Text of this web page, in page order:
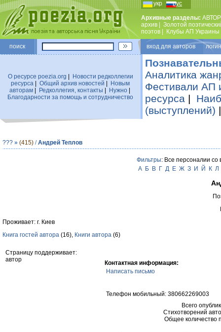
укр рус
Архивные разделы:
архив
Золотой
поэтов
Клубы АП Украины
поиск вход для авторов
О ресурсе poezia.org
Новости редколлегии
ресурса
Общий архив новостей
Новым
авторам| Редколлегия, контакты Нужно|
Благодарности за помощь и сотрудничество
Аналитика
Фестивали АП
ресурса |
(выступлений)
??? » (415) /Андрей Теплов
Фильтры: Все персоналии со
А
Б В Г Д Е Ж З И Й К Л
Проживает: г. Киев
Книга гостей автора (16), Книги автора (6)
Страницу поддерживает:
автор
Контактная информация:
Написать письмо
Телефон мобильный: 380662269003
Всего
Стихотворений
Общее количество